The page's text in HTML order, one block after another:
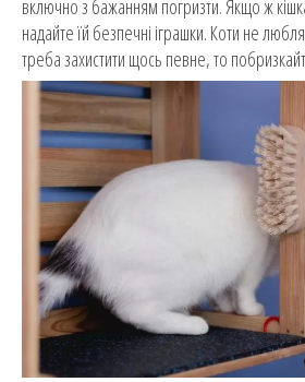
включно з бажанням погризти. Якщо ж
надайте їй безпечні іграшки. Коти не
треба захистити щось певне, то